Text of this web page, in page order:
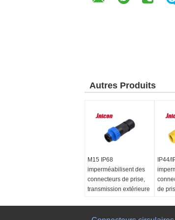
Autres Produits
M15 IP68
imperméabilisent des
connecteurs de prise,
transmission extérieure
IP44/
de